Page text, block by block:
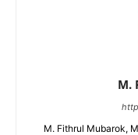
M.
M. Fithrul Mubarok,